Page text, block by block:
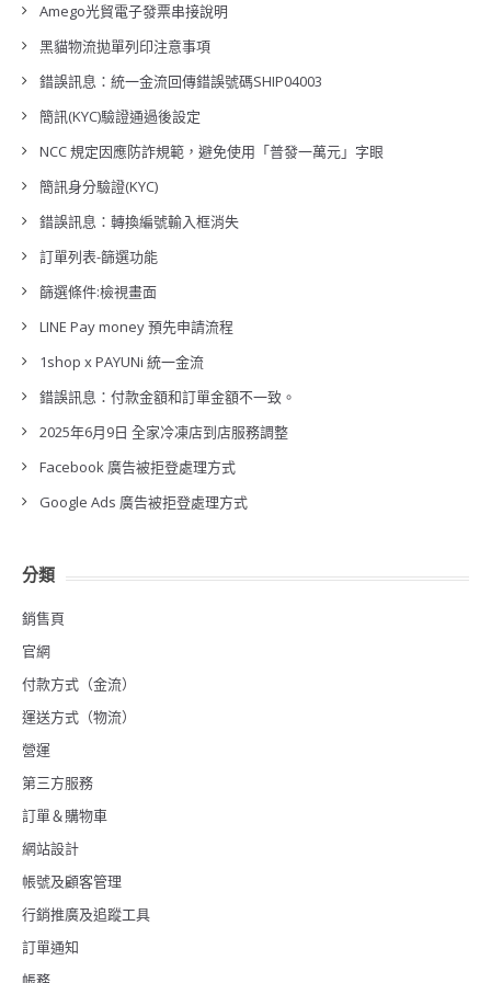
Amego光貿電子發票串接說明
黑貓物流拋單列印注意事項
錯誤訊息：統一金流回傳錯誤號碼SHIP04003
簡訊(KYC)驗證通過後設定
NCC 規定因應防詐規範，避免使用「普發一萬元」字眼
簡訊身分驗證(KYC)
錯誤訊息：轉換編號輸入框消失
訂單列表-篩選功能
篩選條件:檢視畫面
LINE Pay money 預先申請流程
1shop x PAYUNi 統一金流
錯誤訊息：付款金額和訂單金額不一致。
2025年6月9日 全家冷凍店到店服務調整
Facebook 廣告被拒登處理方式
Google Ads 廣告被拒登處理方式
分類
銷售頁
官網
付款方式（金流）
運送方式（物流）
營運
第三方服務
訂單＆購物車
網站設計
帳號及顧客管理
行銷推廣及追蹤工具
訂單通知